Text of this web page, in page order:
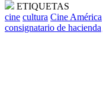
ETIQUETAS
cine cultura Cine América
consignatario de hacienda